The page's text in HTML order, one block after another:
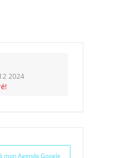
2024
mon Agenda Google